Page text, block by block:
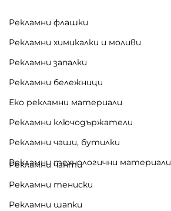
Рекламни флашки
Рекламни химикалки и моливи
Рекламни запалки
Рекламни бележници
Еко рекламни материали
Рекламни ключодържатели
Рекламни чаши, бутилки
Рекламни технологични материали
Рекламни чанти
Рекламни тениски
Рекламни шапки